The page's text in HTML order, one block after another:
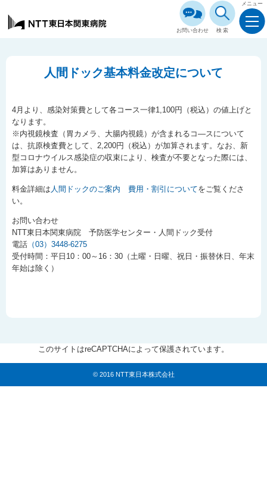
お問い合わせ 検索
メニュー
人間ドック基本料金改定について
4月より、感染対策費として各コース一律1,100円（税込）の値上げと
なります。
※内視鏡検査（胃カメラ、大腸内視鏡）が含まれるコ―スについて
は、抗原検査費として、2,200円（税込）が加算されます。なお、新
型コロナウイルス感染症の収束により、検査が不要となった際には、
加算はありません。
料金詳細は 人間ドックのご案内 費用・割引についてをご覧くださ
い。
お問い合わせ
NTT東日本関東病院 予防医学センター・人間ドック受付
電話 （03）3448-6275
受付時間：平日10：00～16：30（土曜・日曜、祝日・振替休日、年末
年始は除く）
このサイトはreCAPTCHAによって保護されています。
© 2016 NTT東日本株式会社